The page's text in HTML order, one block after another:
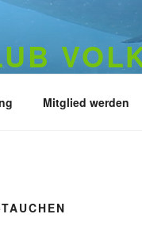
Mitglied werden